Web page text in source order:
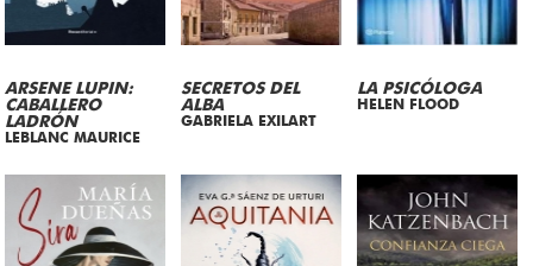
ARSENE LUPIN:
CABALLERO
LADRÓN
LEBLANC MAURICE
SECRETOS DEL
ALBA
GABRIELA EXILART
LA PSICÓLOGA
HELEN FLOOD